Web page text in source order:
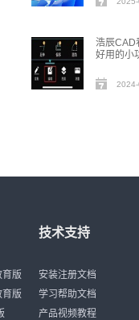
浩辰CAD
好用的小
版
版
技术支持
安装注册文档
学习帮助文档
产品视频教程